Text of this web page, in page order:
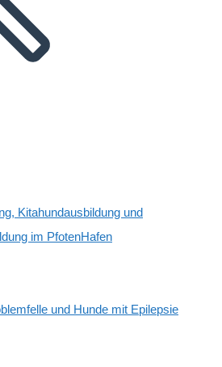
Kitahundausbildung und
im PfotenHafen
und Hunde mit Epilepsie